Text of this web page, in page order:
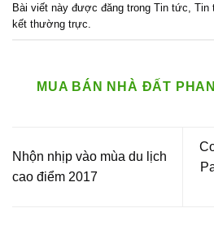
Bài viết này được đăng trong Tin tức Tin
kết thường trực
MUA BÁN NHÀ ĐẤT
Nhộn nhịp vào mùa du lịch
cao điểm 2017